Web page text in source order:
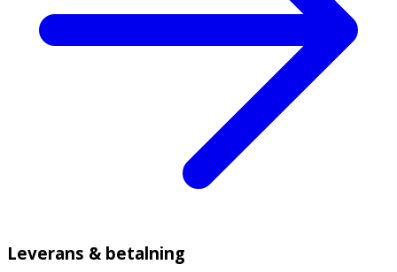
Leverans & betalning